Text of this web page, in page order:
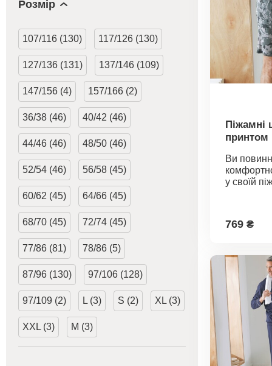
Розмір
107/116 (130) 117/126 (130)
127/136 (131) 137/146 (109)
147/156 (4) 157/166 (2)
36/38 (46) 40/42 (46)
44/46 (46) 48/50 (46)
52/54 (46) 56/58 (45)
60/62 (45) 64/66 (45)
68/70 (45) 72/74 (45)
77/86 (81) 78/86 (5)
87/96 (130) 97/106 (128)
97/109 (2) L (3) S (2) XL (3)
XXL (3) М (3)
Стандарт
Oeko-
вказує на
вироби,
широкий
в
Піжамні
принтом
Ви
у своїй
піжамні
Oeko-Tex.
вказує на
вироби,
широкий
виріб є
понад
769 ₴